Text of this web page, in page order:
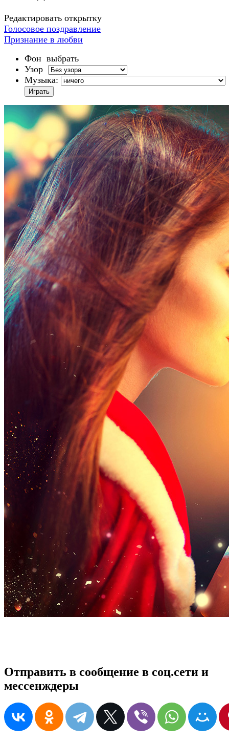
Редактировать открытку
Голосовое поздравление
Признание в любви
Фон выбрать
Узор
Музыка:
Отправить в сообщение в соц.сети и
мессенждеры